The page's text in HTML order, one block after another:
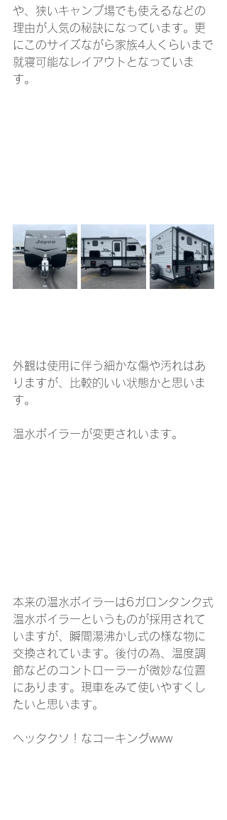
や、狭いキャンプ場でも使えるなどの
理由が人気の秘訣になっています。更
にこのサイズながら家族4人くらいまで
就寝可能なレイアウトとなっていま
す。
外観は使用に伴う細かな傷や汚れはあ
りますが、比較的いい状態かと思いま
す。
温水ボイラーが変更されいます。
本来の温水ボイラーは6ガロンタンク式
温水ボイラーというものが採用されて
いますが、瞬間湯沸かし式の様な物に
交換されています。後付の為、温度調
節などのコントローラーが微妙な位置
にあります。現車をみて使いやすくし
たいと思います。
ヘッタクソ！なコーキングwww